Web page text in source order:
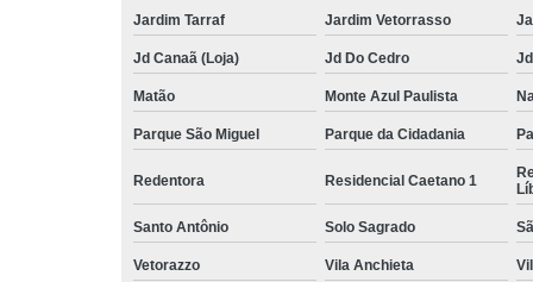
Jardim Tarraf Jardim Vetorrasso
Jd Canaã (Loja) Jd Do Cedro
Matão Monte Azul Paulista
Parque São Miguel Parque da Cidadania
Redentora Residencial Caetano 1
Santo Antônio Solo Sagrado
Vetorazzo Vila Anchieta